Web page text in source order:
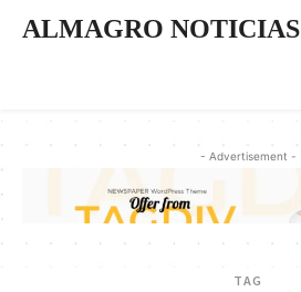
ALMAGRO NOTICIAS
- Advertisement -
TAG